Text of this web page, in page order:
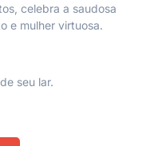
celebra a saudosa
e mulher virtuosa.
seu lar.